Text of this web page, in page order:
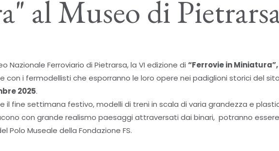
al Museo di
Nazionale Ferroviario di Pietrarsa, la VI edizione di “Ferrovie in Miniatura”,
con i fermodellisti che esporranno le loro opere nei padiglioni storici del
2025.
il fine settimana festivo, modelli di treni in scala di varia grandezza e
con grande realismo paesaggi attraversati dai binari, potranno
Polo Museale della Fondazione FS.